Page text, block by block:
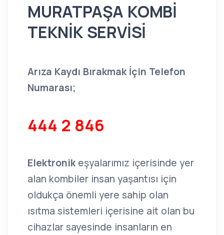
MURATPAŞA KOMBİ
TEKNİK SERVİSİ
Arıza Kaydı Bırakmak İçin Telefon
Numarası;
444 2 846
Elektronik eşyalarımız içerisinde yer
alan kombiler insan yaşantısı için
oldukça önemli yere sahip olan
ısıtma sistemleri içerisine ait olan bu
cihazlar sayesinde insanların en